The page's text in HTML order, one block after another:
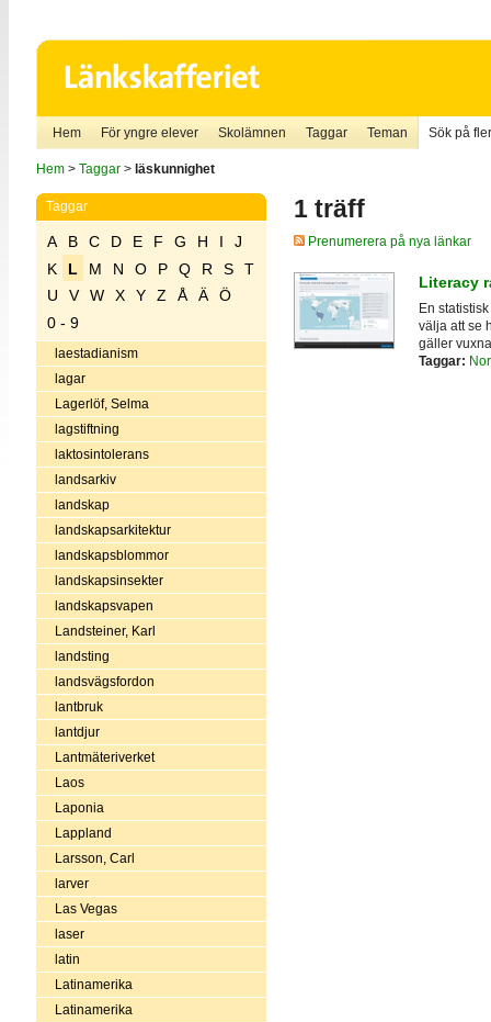
Hem För yngre elever Skolämnen Taggar Teman Sök på
Hem> Taggar> läskunnighet
Taggar
A B C D E F G H I
J
K
L M N O P Q R S
T
U
V W X Y Z Å Ä
Ö
0 - 9
laestadianism
lagar
Lagerlöf, Selma
lagstiftning
laktosintolerans
landsarkiv
landskap
landskapsarkitektur
landskapsblommor
landskapsinsekter
landskapsvapen
Landsteiner, Karl
landsting
landsvägsfordon
lantbruk
lantdjur
Lantmäteriverket
Laos
Laponia
Lappland
Larsson, Carl
larver
Las Vegas
laser
latin
Latinamerika
Latinamerika
1 träff
Prenumerera på nya länkar
Literacy
En
välja att se
gäller
Taggar: